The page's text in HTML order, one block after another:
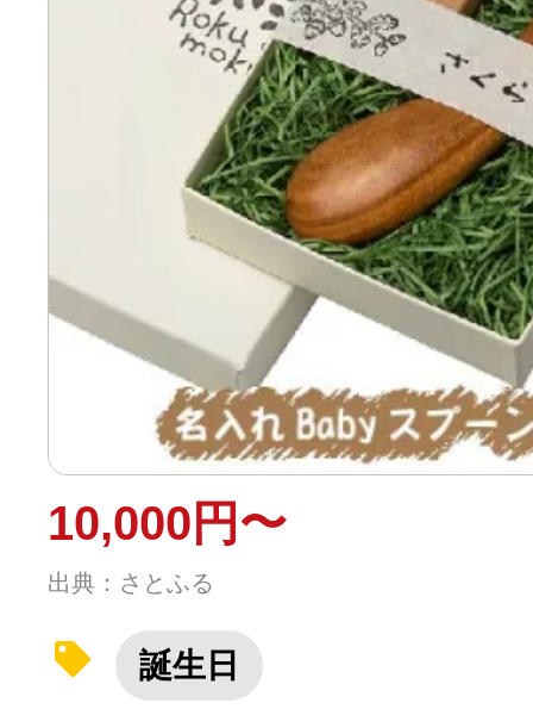
10,000円〜
出典：さとふる
誕生日